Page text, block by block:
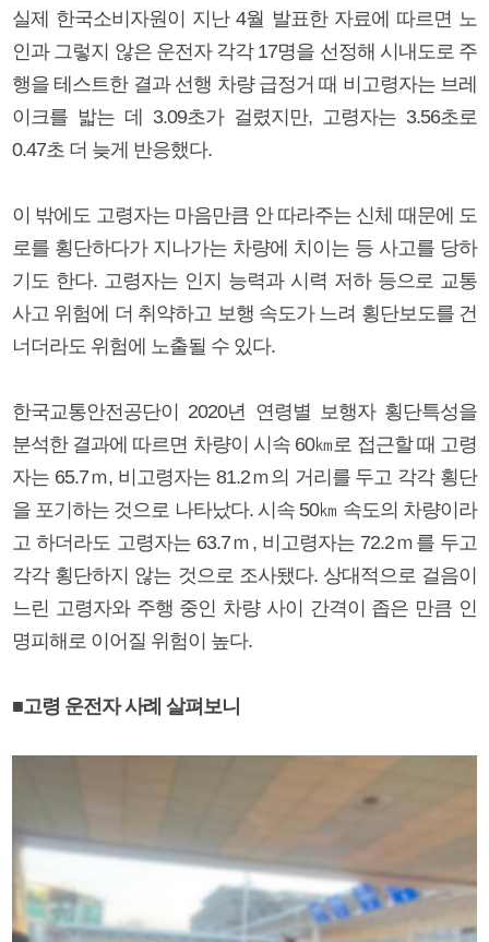
실제 한국소비자원이 지난 4월 발표한 자료에 따르면 노
인과 그렇지 않은 운전자 각각 17명을 선정해 시내도로 주
행을 테스트한 결과 선행 차량 급정거 때 비고령자는 브레
이크를 밟는 데 3.09초가 걸렸지만, 고령자는 3.56초로
0.47초 더 늦게 반응했다.
이 밖에도 고령자는 마음만큼 안 따라주는 신체 때문에 도
로를 횡단하다가 지나가는 차량에 치이는 등 사고를 당하
기도 한다. 고령자는 인지 능력과 시력 저하 등으로 교통
사고 위험에 더 취약하고 보행 속도가 느려 횡단보도를 건
너더라도 위험에 노출될 수 있다.
한국교통안전공단이 2020년 연령별 보행자 횡단특성을
분석한 결과에 따르면 차량이 시속 60㎞로 접근할 때 고령
자는 65.7ｍ, 비고령자는 81.2ｍ의 거리를 두고 각각 횡단
을 포기하는 것으로 나타났다. 시속 50㎞ 속도의 차량이라
고 하더라도 고령자는 63.7ｍ, 비고령자는 72.2ｍ를 두고
각각 횡단하지 않는 것으로 조사됐다. 상대적으로 걸음이
느린 고령자와 주행 중인 차량 사이 간격이 좁은 만큼 인
명피해로 이어질 위험이 높다.
■고령 운전자 사례 살펴보니